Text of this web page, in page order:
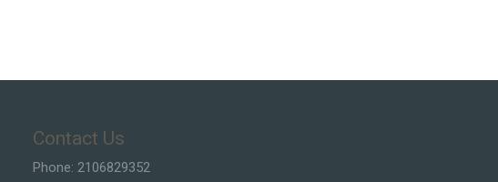
Contact Us
Phone: 2106829352